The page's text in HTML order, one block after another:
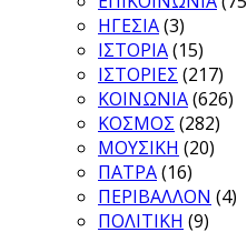
ΗΓΕΣΙΑ(3)
ΙΣΤΟΡΙΑ(15)
ΙΣΤΟΡΙΕΣ (217)
ΚΟΙΝΩΝΙΑ(626)
ΚΟΣΜΟΣ (282)
ΜΟΥΣΙΚΗ (20)
ΠΑΤΡΑ(16)
ΠΕΡΙΒΑΛΛΟΝ (4)
ΠΟΛΙΤΙΚΗ (9)